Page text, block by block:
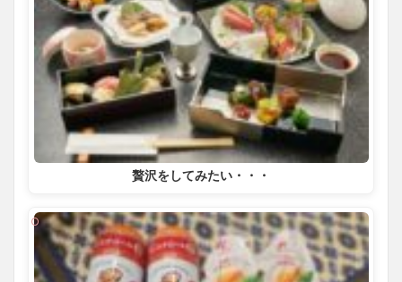
贅沢をしてみたい・・・